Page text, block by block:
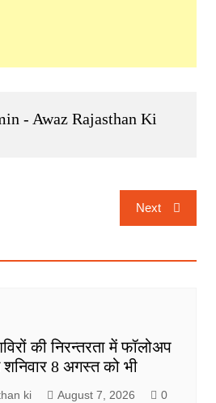
- Awaz Rajasthan Ki
Next
की निरन्तरता में फॉलोअप
8 अगस्त को भी
ki August 7, 2026 0